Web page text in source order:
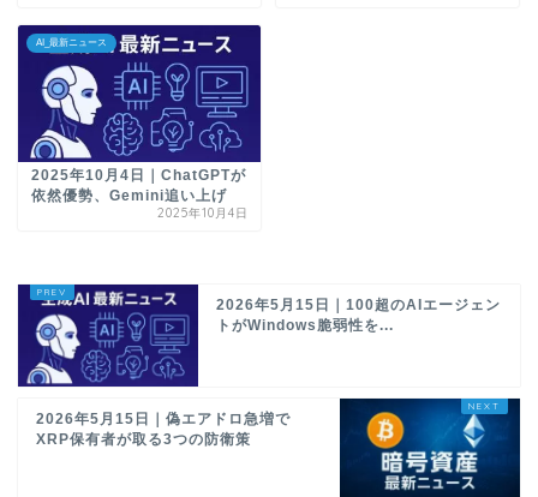
AI_最新ニュース
2025年10月4日｜ChatGPTが
依然優勢、Gemini追い上げ
2025年10月4日
2026年5月15日｜100超のAIエージェン
トがWindows脆弱性を...
2026年5月15日｜偽エアドロ急増で
XRP保有者が取る3つの防衛策